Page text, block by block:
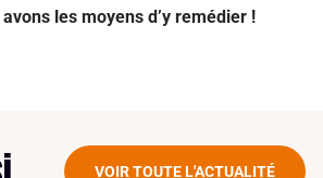
les moyens d’y remédier !
VOIR TOUTE L'ACTUALITÉ